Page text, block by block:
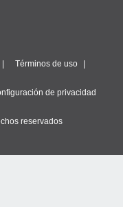
Términos de uso
de privacidad
reservados